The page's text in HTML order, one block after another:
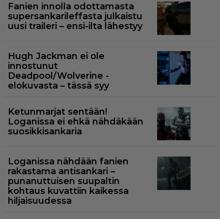
Fanien innolla odottamasta
supersankarileffasta julkaistu
uusi traileri – ensi-ilta lähestyy
Hugh Jackman ei ole
innostunut
Deadpool/Wolverine -
elokuvasta – tässä syy
Ketunmarjat sentään!
Loganissa ei ehkä nähdäkään
suosikkisankaria
Loganissa nähdään fanien
rakastama antisankari –
punanuttuisen suupaltin
kohtaus kuvattiin kaikessa
hiljaisuudessa